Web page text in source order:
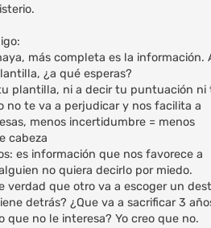
más completa es la información.
¿a qué esperas?
plantilla, ni a decir tu puntuación ni
no te va a perjudicar y nos facilita a
menos incertidumbre = menos
cabeza
es información que nos favorece a
no quiera decirlo por miedo.
verdad que otro va a escoger un
detrás? ¿Que va a sacrificar 3
que no le interesa? Yo creo que no.